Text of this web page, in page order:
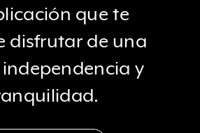
que te
disfrutar de una
y